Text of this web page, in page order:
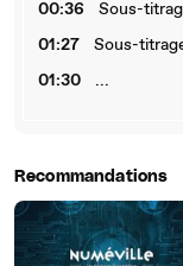
00:36
Sous-
01:27
Sous-
01:30
...
Recommandations